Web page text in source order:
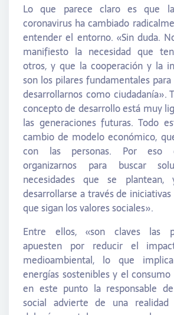
Lo que parece claro es que
coronavirus ha cambiado
entender el entorno. «Sin duda.
manifiesto la necesidad que
otros, y que la cooperación y la
son los pilares fundamentales
desarrollarnos como ciudadanía».
concepto de desarrollo está muy
las generaciones futuras. Todo
cambio de modelo económico,
con las personas. Por eso
organizarnos para buscar
necesidades que se
desarrollarse a través de
que sigan los valores sociales».
Entre ellos, «son claves las
apuesten por reducir el
medioambiental, lo que
energías sostenibles y el consumo
en este punto la responsable
social advierte de una realidad